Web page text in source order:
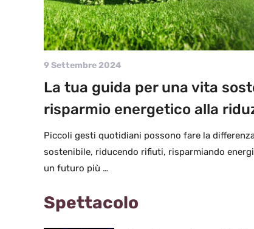
9 Settembre 2024
La tua guida per una vita
risparmio energetico alla
Piccoli gesti quotidiani possono fare la
sostenibile, riducendo rifiuti, risparmiando
un futuro più …
Spettacolo